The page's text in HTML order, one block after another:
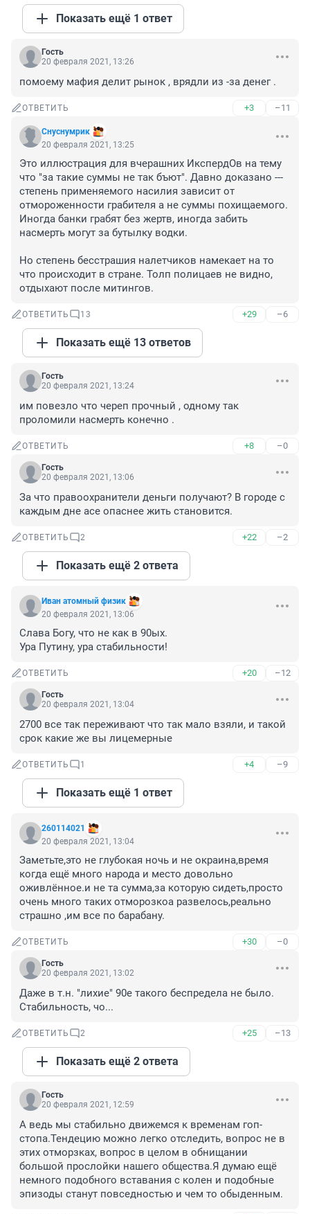
Показать ещё 1 ответ
Гость
20 февраля 2021, 13:26
помоему мафия делит рынок , врядли из -за денег .
ОТВЕТИТЬ +3 –11
Снуснумрик
20 февраля 2021, 13:25
Это иллюстрация для вчерашних ИкспердОв на тему
что "за такие суммы не так бъют". Давно доказано ---
степень применяемого насилия зависит от
отмороженности грабителя а не суммы похищаемого.
Иногда банки грабят без жертв, иногда забить
насмерть могут за бутылку водки.
Но степень бесстрашия налетчиков намекает на то
что происходит в стране. Толп полицаев не видно,
отдыхают после митингов.
ОТВЕТИТЬ 13 +29 –6
Показать ещё 13 ответов
Гость
20 февраля 2021, 13:24
им повезло что череп прочный , одному так
проломили насмерть конечно .
ОТВЕТИТЬ +8 –0
Гость
20 февраля 2021, 13:06
За что правоохранители деньги получают? В городе с
каждым дне асе опаснее жить становится.
ОТВЕТИТЬ 2 +22 –2
Показать ещё 2 ответа
Иван атомный физик
20 февраля 2021, 13:06
Слава Богу, что не как в 90ых.
Ура Путину, ура стабильности!
ОТВЕТИТЬ +20 –12
Гость
20 февраля 2021, 13:04
2700 все так переживают что так мало взяли, и такой
срок какие же вы лицемерные
ОТВЕТИТЬ 1 +4 –9
Показать ещё 1 ответ
260114021
20 февраля 2021, 13:04
Заметьте,это не глубокая ночь и не окраина,время
когда ещё много народа и место довольно
оживлённое.и не та сумма,за которую сидеть,просто
очень много таких отморозкоа развелось,реально
страшно ,им все по барабану.
ОТВЕТИТЬ +30 –0
Гость
20 февраля 2021, 13:02
Даже в т.н. "лихие" 90е такого беспредела не было.
Стабильность, чо...
ОТВЕТИТЬ 2 +25 –13
Показать ещё 2 ответа
Гость
20 февраля 2021, 12:59
А ведь мы стабильно движемся к временам гоп-
стопа.Тендецию можно легко отследить, вопрос не в
этих отморзках, вопрос в целом в обнищании
большой прослойки нашего общества.Я думаю ещё
немного подобного вставания с колен и подобные
эпизоды станут повседностью и чем то обыденным.